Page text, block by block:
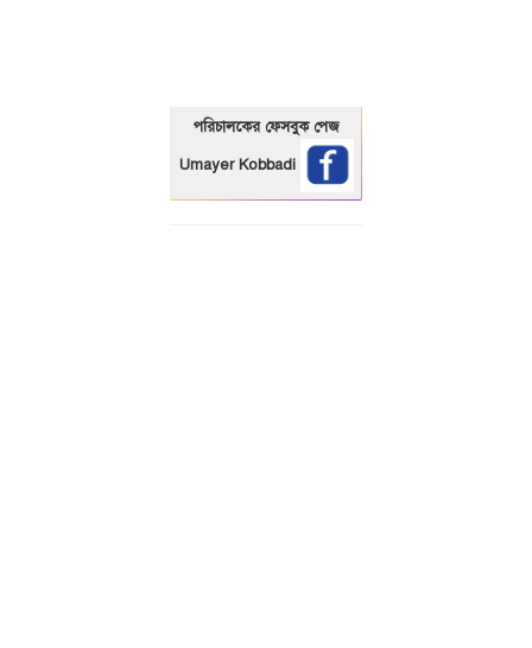
পরিচালকের ফেসবুক পেজ
Umayer Kobbadi